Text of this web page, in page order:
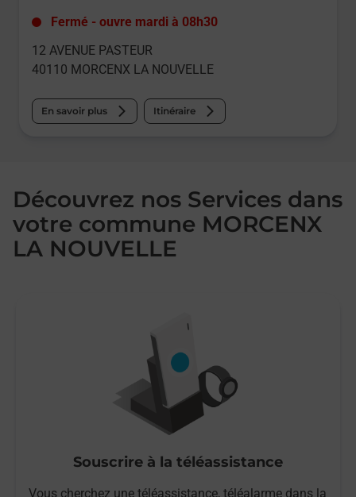
Fermé - ouvre mardi à 08h30
12 AVENUE PASTEUR
40110 MORCENX LA NOUVELLE
En savoir plus Itinéraire
Découvrez nos Services dans
votre commune MORCENX
LA NOUVELLE
Souscrire à la téléassistance
Vous cherchez une téléassistance, téléalarme dans la